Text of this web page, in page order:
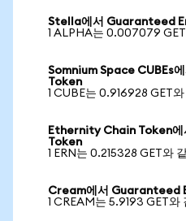
Stella에서 Guaranteed
1 ALPHA는 0.007079
Somnium Space CUBEs
Token
1 CUBE는 0.916928 GET와
Ethernity Chain Token
Token
1 ERN는 0.215328 GET와
Cream에서 Guaranteed
1 CREAM는 5.9193 GET와